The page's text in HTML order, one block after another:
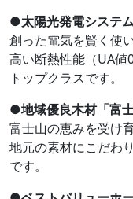
●太陽光発電システ
創った電気を賢く使
高い断熱性能（UA値
トップクラスです。
●地域優良木材「富
富士山の恵みを受け
地元の素材にこだわ
です。